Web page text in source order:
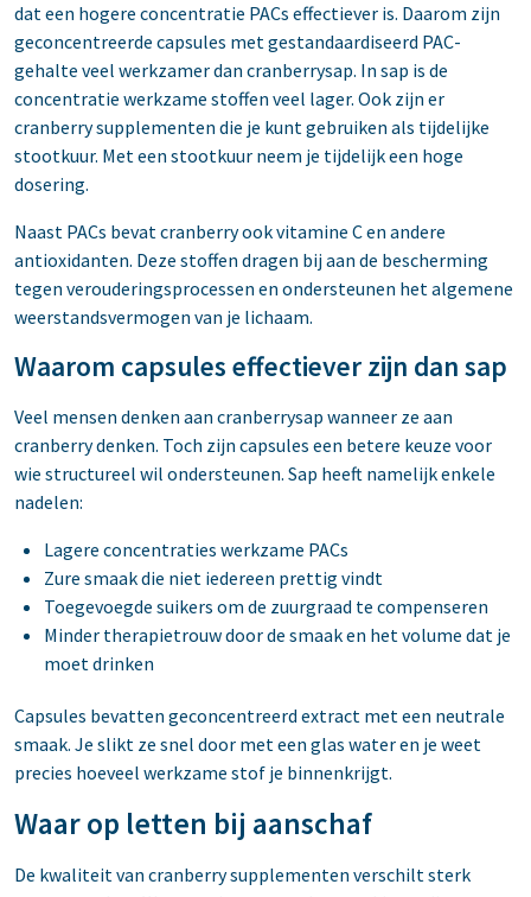
dat een hogere concentratie PACs effectiever is. Daarom zijn
geconcentreerde capsules met gestandaardiseerd PAC-
gehalte veel werkzamer dan cranberrysap. In sap is de
concentratie werkzame stoffen veel lager. Ook zijn er
cranberry supplementen die je kunt gebruiken als tijdelijke
stootkuur. Met een stootkuur neem je tijdelijk een hoge
dosering.
Naast PACs bevat cranberry ook vitamine C en andere
antioxidanten. Deze stoffen dragen bij aan de bescherming
tegen verouderingsprocessen en ondersteunen het algemene
weerstandsvermogen van je lichaam.
Waarom capsules effectiever zijn dan sap
Veel mensen denken aan cranberrysap wanneer ze aan
cranberry denken. Toch zijn capsules een betere keuze voor
wie structureel wil ondersteunen. Sap heeft namelijk enkele
nadelen:
Lagere concentraties werkzame PACs
Zure smaak die niet iedereen prettig vindt
Toegevoegde suikers om de zuurgraad te compenseren
Minder therapietrouw door de smaak en het volume dat je
moet drinken
Capsules bevatten geconcentreerd extract met een neutrale
smaak. Je slikt ze snel door met een glas water en je weet
precies hoeveel werkzame stof je binnenkrijgt.
Waar op letten bij aanschaf
De kwaliteit van cranberry supplementen verschilt sterk